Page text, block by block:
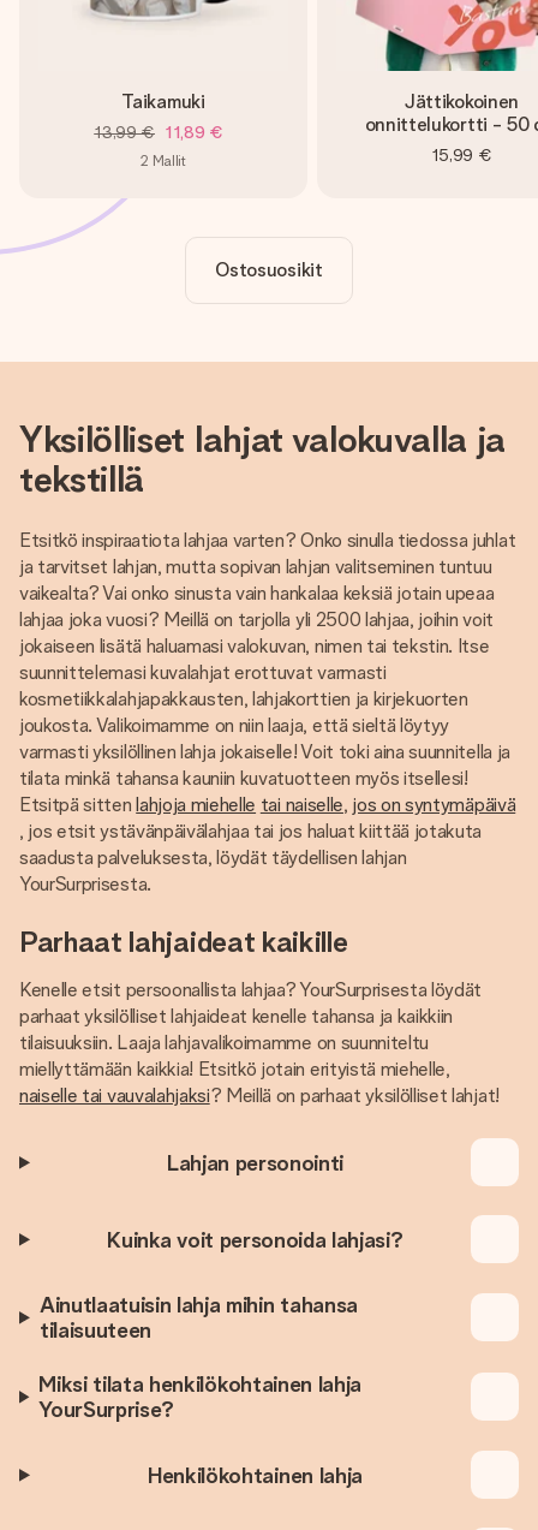
Taikamuki
13,99 € 11,89 €
2 Mallit
Jättikokoinen
onnittelukortti - 50
15,99 €
Ostosuosikit
Yksilölliset lahjat valokuvalla ja
tekstillä
Etsitkö inspiraatiota lahjaa varten? Onko sinulla tiedossa juhlat
ja tarvitset lahjan, mutta sopivan lahjan valitseminen tuntuu
vaikealta? Vai onko sinusta vain hankalaa keksiä jotain upeaa
lahjaa joka vuosi? Meillä on tarjolla yli 2500 lahjaa, joihin voit
jokaiseen lisätä haluamasi valokuvan, nimen tai tekstin. Itse
suunnittelemasi kuvalahjat erottuvat varmasti
kosmetiikkalahjapakkausten, lahjakorttien ja kirjekuorten
joukosta. Valikoimamme on niin laaja, että sieltä löytyy
varmasti yksilöllinen lahja jokaiselle! Voit toki aina suunnitella ja
tilata minkä tahansa kauniin kuvatuotteen myös itsellesi!
Etsitpä sitten lahjoja miehelle tai naiselle, jos on syntymäpäivä
, jos etsit ystävänpäivälahjaa tai jos haluat kiittää jotakuta
saadusta palveluksesta, löydät täydellisen lahjan
YourSurprisesta.
Parhaat lahjaideat kaikille
Kenelle etsit persoonallista lahjaa? YourSurprisesta löydät
parhaat yksilölliset lahjaideat kenelle tahansa ja kaikkiin
tilaisuuksiin. Laaja lahjavalikoimamme on suunniteltu
miellyttämään kaikkia! Etsitkö jotain erityistä miehelle,
naiselle tai vauvalahjaksi? Meillä on parhaat yksilölliset lahjat!
Lahjan personointi
Kuinka voit personoida lahjasi?
Ainutlaatuisin lahja mihin tahansa
tilaisuuteen
Miksi tilata henkilökohtainen lahja
YourSurprise?
Henkilökohtainen lahja